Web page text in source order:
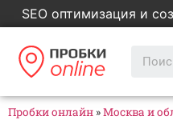
SEO оптимизация и
Пробки онлайн »Москва и